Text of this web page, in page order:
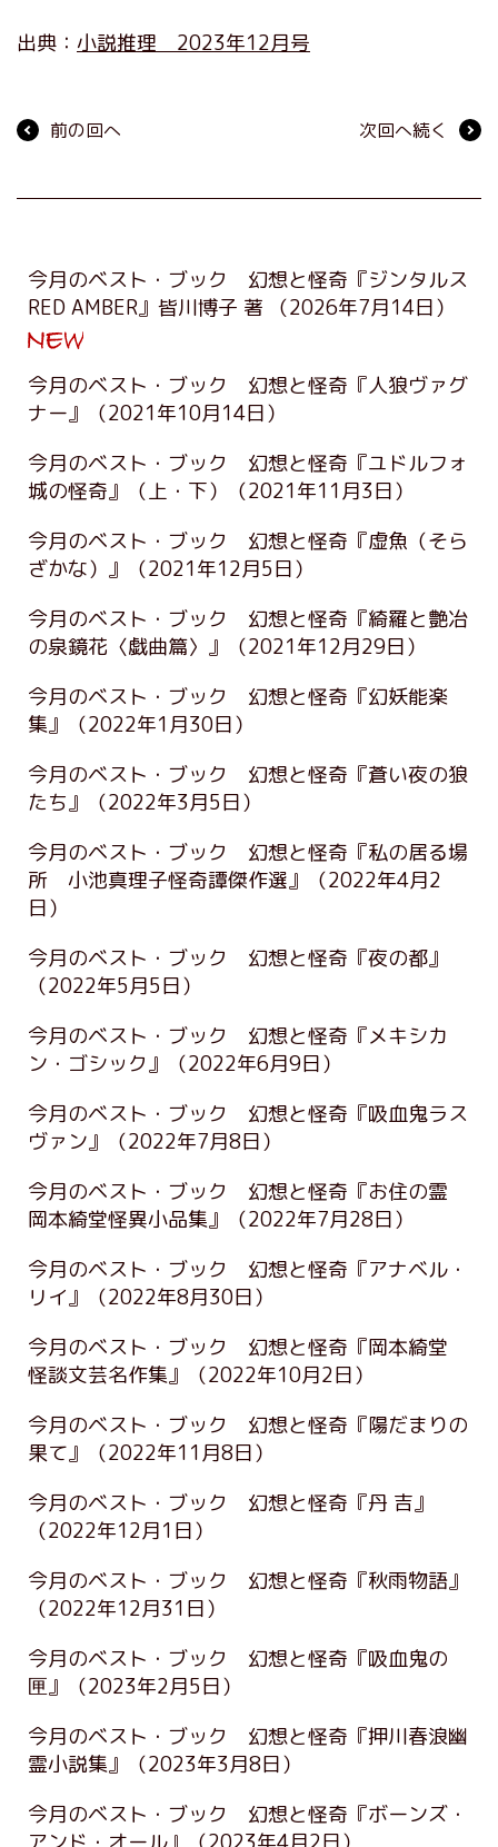
出典： 小説推理 2023年12月号
前の回へ 次回へ続く
今月のベスト・ブック 幻想と怪奇『ジンタルス
RED AMBER』皆川博子 著
（2026年7月14日）
今月のベスト・ブック 幻想と怪奇『人狼ヴァグ
ナー』
（2021年10月14日）
今月のベスト・ブック 幻想と怪奇『ユドルフォ
城の怪奇』（上・下）
（2021年11月3日）
今月のベスト・ブック 幻想と怪奇『虚魚（そら
ざかな）』
（2021年12月5日）
今月のベスト・ブック 幻想と怪奇『綺羅と艶冶
の泉鏡花〈戯曲篇〉』
（2021年12月29日）
今月のベスト・ブック 幻想と怪奇『幻妖能楽
集』
（2022年1月30日）
今月のベスト・ブック 幻想と怪奇『蒼い夜の狼
たち』
（2022年3月5日）
今月のベスト・ブック 幻想と怪奇『私の居る場
所 小池真理子怪奇譚傑作選』
（2022年4月2
日）
今月のベスト・ブック 幻想と怪奇『夜の都』
（2022年5月5日）
今月のベスト・ブック 幻想と怪奇『メキシカ
ン・ゴシック』
（2022年6月9日）
今月のベスト・ブック 幻想と怪奇『吸血鬼ラス
ヴァン』
（2022年7月8日）
今月のベスト・ブック 幻想と怪奇『お住の霊
岡本綺堂怪異小品集』
（2022年7月28日）
今月のベスト・ブック 幻想と怪奇『アナベル・
リイ』
（2022年8月30日）
今月のベスト・ブック 幻想と怪奇『岡本綺堂
怪談文芸名作集』
（2022年10月2日）
今月のベスト・ブック 幻想と怪奇『陽だまりの
果て』
（2022年11月8日）
今月のベスト・ブック 幻想と怪奇『丹 吉』
（2022年12月1日）
今月のベスト・ブック 幻想と怪奇『秋雨物語』
（2022年12月31日）
今月のベスト・ブック 幻想と怪奇『吸血鬼の
匣』
（2023年2月5日）
今月のベスト・ブック 幻想と怪奇『押川春浪幽
霊小説集』
（2023年3月8日）
今月のベスト・ブック 幻想と怪奇『ボーンズ・